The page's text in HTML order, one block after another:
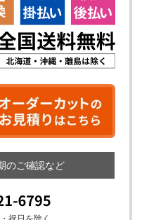
のご確認など